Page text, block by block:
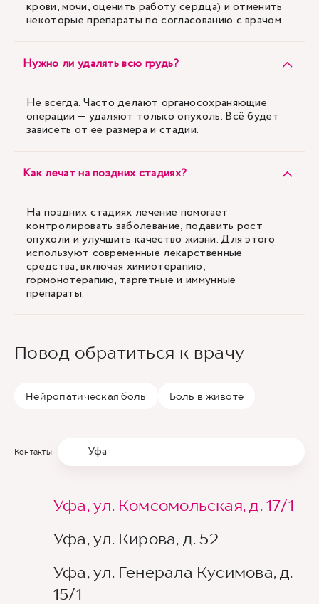
крови, мочи, оценить работу сердца) и отменить
некоторые препараты по согласованию с врачом.
Нужно ли удалять всю грудь?
Не всегда. Часто делают органосохраняющие
операции — удаляют только опухоль. Всё будет
зависеть от ее размера и стадии.
Как лечат на поздних стадиях?
На поздних стадиях лечение помогает
контролировать заболевание, подавить рост
опухоли и улучшить качество жизни. Для этого
используют современные лекарственные
средства, включая химиотерапию,
гормонотерапию, таргетные и иммунные
препараты.
Повод обратиться к врачу
Нейропатическая боль Боль в животе
Контакты Уфа
Уфа, ул. Комсомольская, д. 17/1
Уфа, ул. Кирова, д. 52
Уфа, ул. Генерала Кусимова, д.
15/1